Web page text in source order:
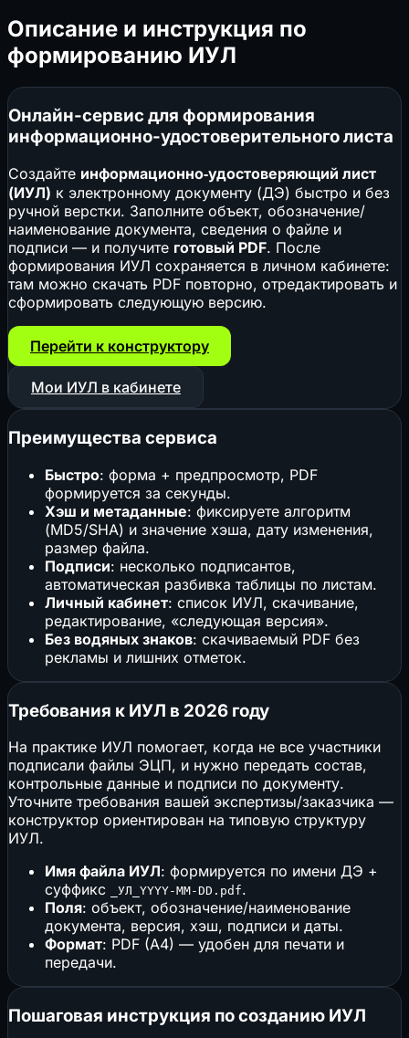
Описание и инструкция по
формированию ИУЛ
Онлайн-сервис для формирования
информационно-удостоверительного листа
Создайте информационно‑удостоверяющий лист
(ИУЛ) к электронному документу (ДЭ) быстро и без
ручной верстки. Заполните объект, обозначение/
наименование документа, сведения о файле и
подписи — и получите готовый PDF. После
формирования ИУЛ сохраняется в личном кабинете:
там можно скачать PDF повторно, отредактировать и
сформировать следующую версию.
Перейти к конструктору
Мои ИУЛ в кабинете
Преимущества сервиса
Быстро: форма + предпросмотр, PDF
формируется за секунды.
Хэш и метаданные: фиксируете алгоритм
(MD5/SHA) и значение хэша, дату изменения,
размер файла.
Подписи: несколько подписантов,
автоматическая разбивка таблицы по листам.
Личный кабинет: список ИУЛ, скачивание,
редактирование, «следующая версия».
Без водяных знаков: скачиваемый PDF без
рекламы и лишних отметок.
Требования к ИУЛ в 2026 году
На практике ИУЛ помогает, когда не все участники
подписали файлы ЭЦП, и нужно передать состав,
контрольные данные и подписи по документу.
Уточните требования вашей экспертизы/заказчика —
конструктор ориентирован на типовую структуру
ИУЛ.
Имя файла ИУЛ: формируется по имени ДЭ +
суффикс
_УЛ_YYYY-MM-DD.pdf.
Поля: объект, обозначение/наименование
документа, версия, хэш, подписи и даты.
Формат: PDF (A4) — удобен для печати и
передачи.
Пошаговая инструкция по созданию ИУЛ